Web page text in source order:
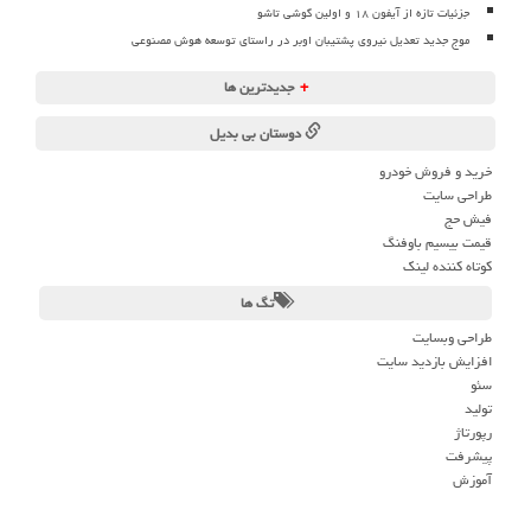
جزئیات تازه از آیفون ۱۸ و اولین گوشی تاشو
موج جدید تعدیل نیروی پشتیبان اوبر در راستای توسعه هوش مصنوعی
+ جدیدترین ها
دوستان بی بدیل
خرید و فروش خودرو
طراحی سایت
فیش حج
قیمت بیسیم باوفنگ
کوتاه کننده لینک
تگ ها
طراحی وبسایت
افزایش بازدید سایت
سئو
تولید
رپورتاژ
پیشرفت
آموزش